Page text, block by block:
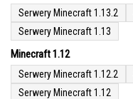
Serwery Minecraft 1.13.2
Serwery Minecraft 1.13
Minecraft 1.12
Serwery Minecraft 1.12.2
Serwery Minecraft 1.12